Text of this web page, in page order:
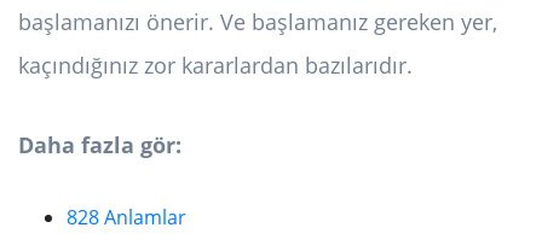
başlamanızı önerir. Ve başlamanız gereken yer,
kaçındığınız zor kararlardan bazılarıdır.
Daha fazla gör:
828 Anlamlar